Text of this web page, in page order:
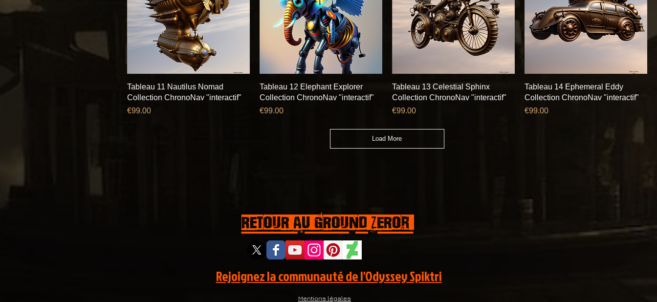
Tableau 11 Nautilus Nomad
Collection ChronoNav "interactif"
Price
€99.00
Tableau 12 Elephant Explorer
Collection ChronoNav "interactif"
Price
€99.00
Tableau 13 Celestial Sphinx
Collection ChronoNav "interactif"
Price
€99.00
Tableau 14 Ephemeral Eddy
Collection ChronoNav "interactif"
Price
€99.00
Load More
RETOUR AU GROUND ZEROr
Rejoignez la communauté de l'Odyssey Spiktri
Mentions légales